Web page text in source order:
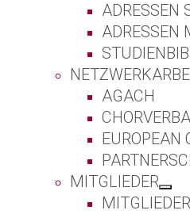
ADRESSEN
ADRESSEN
AGACH
EUROPEAN
MITGLIEDER